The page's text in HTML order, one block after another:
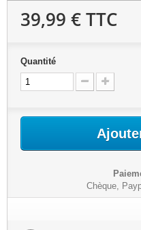
39,99 €TTC
Quantité
Chèque,